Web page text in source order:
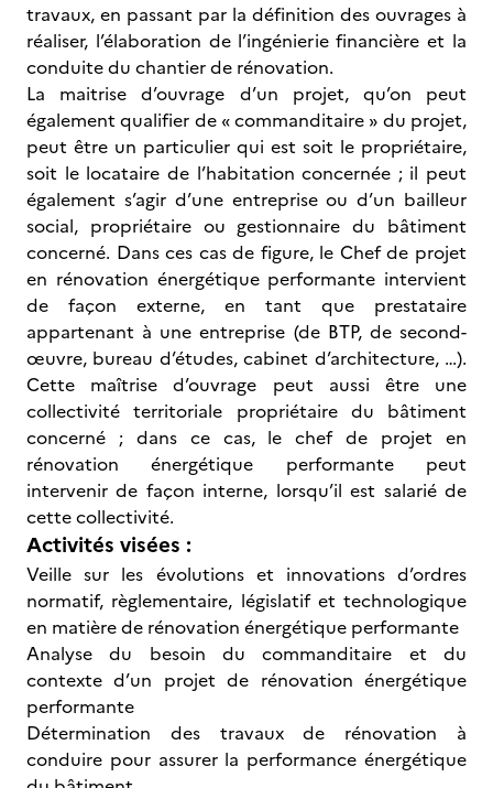
travaux, en passant par la définition des ouvrages à
réaliser, l’élaboration de l’ingénierie financière et la
conduite du chantier de rénovation.
La maitrise d’ouvrage d’un projet, qu’on peut
également qualifier de « commanditaire » du projet,
peut être un particulier qui est soit le propriétaire,
soit le locataire de l’habitation concernée ; il peut
également s’agir d’une entreprise ou d’un bailleur
social, propriétaire ou gestionnaire du bâtiment
concerné. Dans ces cas de figure, le Chef de projet
en rénovation énergétique performante intervient
de façon externe, en tant que prestataire
appartenant à une entreprise (de BTP, de second-
œuvre, bureau d’études, cabinet d’architecture, …).
Cette maîtrise d’ouvrage peut aussi être une
collectivité territoriale propriétaire du bâtiment
concerné ; dans ce cas, le chef de projet en
rénovation énergétique performante peut
intervenir de façon interne, lorsqu’il est salarié de
cette collectivité.
Activités visées :
Veille sur les évolutions et innovations d’ordres
normatif, règlementaire, législatif et technologique
en matière de rénovation énergétique performante
Analyse du besoin du commanditaire et du
contexte d’un projet de rénovation énergétique
performante
Détermination des travaux de rénovation à
conduire pour assurer la performance énergétique